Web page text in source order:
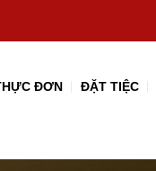
ĐƠN ĐẶT TIỆC